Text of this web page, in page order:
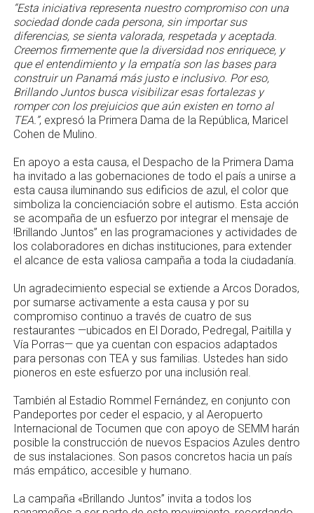
“Esta iniciativa representa nuestro compromiso con una
sociedad donde cada persona, sin importar sus
diferencias, se sienta valorada, respetada y aceptada.
Creemos firmemente que la diversidad nos enriquece, y
que el entendimiento y la empatía son las bases para
construir un Panamá más justo e inclusivo. Por eso,
Brillando Juntos busca visibilizar esas fortalezas y
romper con los prejuicios que aún existen en torno al
TEA.”, expresó la Primera Dama de la República, Maricel
Cohen de Mulino.
En apoyo a esta causa, el Despacho de la Primera Dama
ha invitado a las gobernaciones de todo el país a unirse a
esta causa iluminando sus edificios de azul, el color que
simboliza la concienciación sobre el autismo. Esta acción
se acompaña de un esfuerzo por integrar el mensaje de
!Brillando Juntos” en las programaciones y actividades de
los colaboradores en dichas instituciones, para extender
el alcance de esta valiosa campaña a toda la ciudadanía.
Un agradecimiento especial se extiende a Arcos Dorados,
por sumarse activamente a esta causa y por su
compromiso continuo a través de cuatro de sus
restaurantes —ubicados en El Dorado, Pedregal, Paitilla y
Vía Porras— que ya cuentan con espacios adaptados
para personas con TEA y sus familias. Ustedes han sido
pioneros en este esfuerzo por una inclusión real.
También al Estadio Rommel Fernández, en conjunto con
Pandeportes por ceder el espacio, y al Aeropuerto
Internacional de Tocumen que con apoyo de SEMM harán
posible la construcción de nuevos Espacios Azules dentro
de sus instalaciones. Son pasos concretos hacia un país
más empático, accesible y humano.
La campaña «Brillando Juntos” invita a todos los